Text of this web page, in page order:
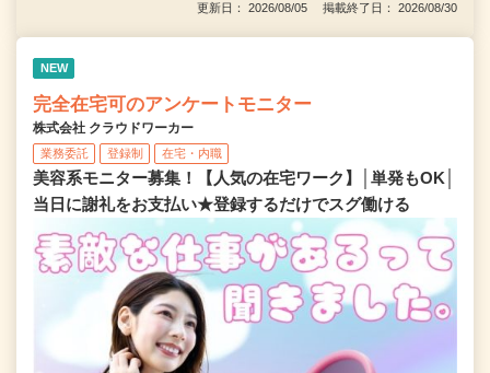
更新日： 2026/08/05 掲載終了日： 2026/08/30
NEW
完全在宅可のアンケートモニター
株式会社 クラウドワーカー
業務委託 登録制 在宅・内職
美容系モニター募集！【人気の在宅ワーク】│単発もOK│
当日に謝礼をお支払い★登録するだけでスグ働ける